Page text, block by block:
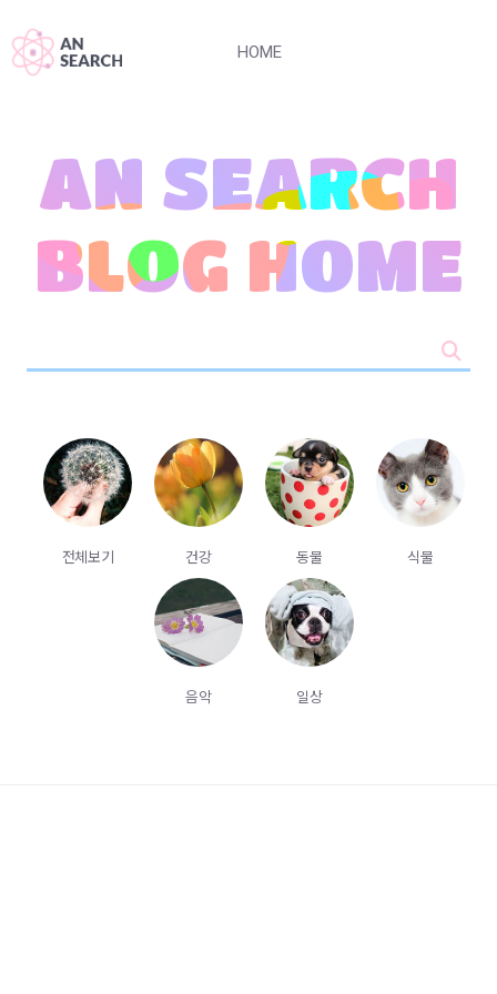
HOME
AN SEARCH
BLOG HOME
전체보기 건강 동물 식물
음악 일상